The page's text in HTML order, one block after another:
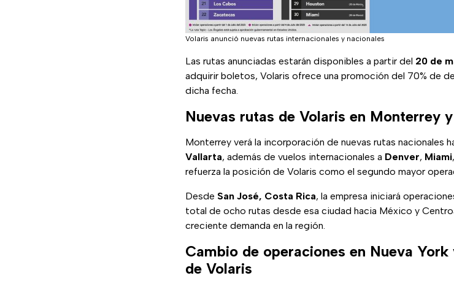
Volaris anunció nuevas rutas internacionales y nacionales
Las rutas anunciadas estarán disponibles a partir del 20 de
adquirir boletos, Volaris ofrece una promoción del 70% de
dicha fecha.
Nuevas rutas de Volaris en Monterrey
Monterrey verá la incorporación de nuevas rutas nacionales
Vallarta, además de vuelos internacionales a Denver, Miami,
refuerza la posición de Volaris como el segundo mayor
Desde San José, Costa Rica, la empresa iniciará
total de ocho rutas desde esa ciudad hacia México y
creciente demanda en la región.
Cambio de operaciones en Nueva
de Volaris